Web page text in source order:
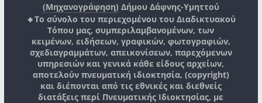
(Μηχανογράφηση) Δήμου Δάφνης-Υμηττού
🔸Το σύνολο του περιεχομένου του Διαδικτυακού
Τόπου μας, συμπεριλαμβανομένων, των
κειμένων, ειδήσεων, γραφικών, φωτογραφιών,
σχεδιαγραμμάτων, απεικονίσεων, παρεχόμενων
υπηρεσιών και γενικά κάθε είδους αρχείων,
αποτελούν πνευματική ιδιοκτησία, (copyright)
και διέπονται από τις εθνικές και διεθνείς
διατάξεις περί Πνευματικής Ιδιοκτησίας, με